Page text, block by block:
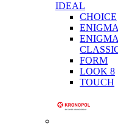
IDEAL
CHOICE
ENIGMA
ENIGMA
FORM
LOOK 8
TOUCH